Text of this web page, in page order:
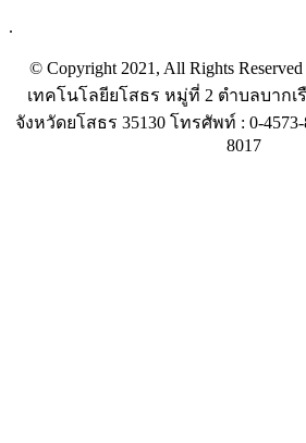
.
© Copyright 2021, All Rights
เทคโนโลยียโสธร หมู่ที่ 2 ตำบลบาก
จังหวัดยโสธร 35130 โทรศัพท์ : 0-
8017